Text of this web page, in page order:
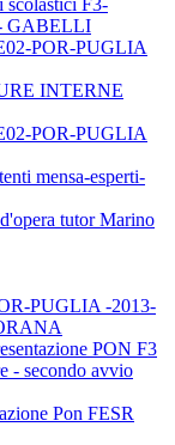
scolastici F3-
GABELLI
POR-PUGLIA
INTERNE
POR-PUGLIA
mensa-esperti-
tutor Marino
PUGLIA -2013-
PON F3
- secondo avvio
Pon FESR